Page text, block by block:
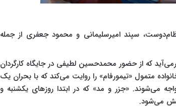
سپند امیرسلیمانی و محمود جعفری از جمله
که از حضور محمدحسین لطیفی در جایگاه کارگردان
متمول «تیمورفام» را روایت می‌کند که با بحران یک
می‌شوند. «جزر و مد» که در ابتدا روزهای یکشنبه و
می‌شود.